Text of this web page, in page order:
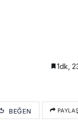
1dk,
BEĞEN